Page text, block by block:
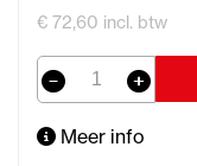
€ 72,60 incl. btw
Meer info